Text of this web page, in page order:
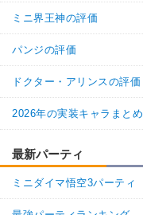
ミニ界王神の評価
パンジの評価
ドクター・アリンスの評価
2026年の実装キャラまとめ
最新パーティ
ミニダイマ悟空3パーティ